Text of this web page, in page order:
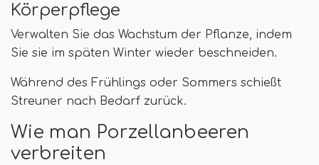
Körperpflege
Verwalten Sie das Wachstum der Pflanze, indem
Sie sie im späten Winter wieder beschneiden.
Während des Frühlings oder Sommers schießt
Streuner nach Bedarf zurück.
Wie man Porzellanbeeren
verbreiten